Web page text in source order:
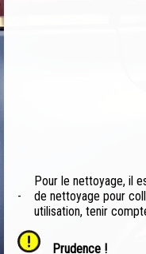
-
Pour le nettoyage, il
de nettoyage pour
utilisation, tenir
Prudence !